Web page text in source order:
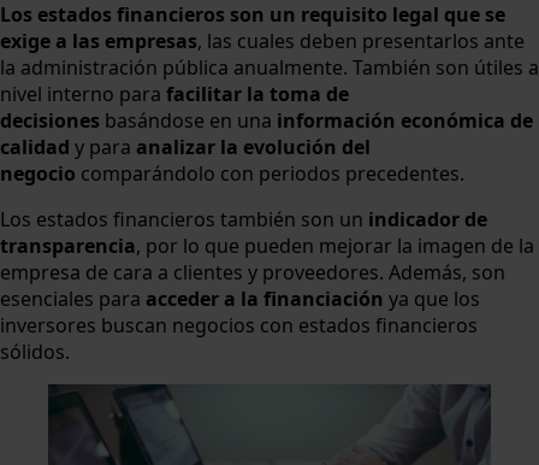
Los estados financieros son un requisito legal que se
exige a las empresas, las cuales deben presentarlos ante
la administración pública anualmente. También son útiles a
nivel interno para facilitar la toma de
decisiones basándose en una información económica de
calidad y para analizar la evolución del
negocio comparándolo con periodos precedentes.
Los estados financieros también son un indicador de
transparencia, por lo que pueden mejorar la imagen de la
empresa de cara a clientes y proveedores. Además, son
esenciales para acceder a la financiación ya que los
inversores buscan negocios con estados financieros
sólidos.